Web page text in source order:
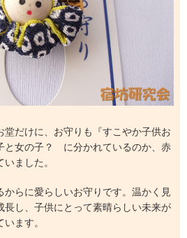
だけに、お守りも『すこやか子供お
と女の子？ に分かれているのか、赤
ました。
らに愛らしいお守りです。温かく見
長し、子供にとって素晴らしい未来が
ます。